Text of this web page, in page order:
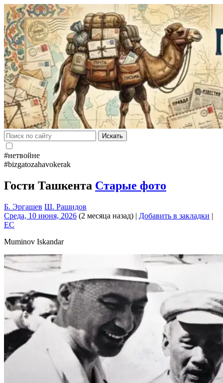
Искать
#нетвойне
#bizgatozahavokerak
Гости Ташкента Старые фото
Б. Эргашев Ш. Рашидов
Среда, 10 июня, 2026 (2 месяца назад) | Добавить в закладки |
EC
Muminov Iskandar